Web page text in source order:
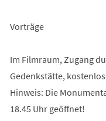
Vorträge
Im Filmraum, Zugang
Gedenkstätte, kostenlos
Hinweis: Die
18.45 Uhr geöffnet!